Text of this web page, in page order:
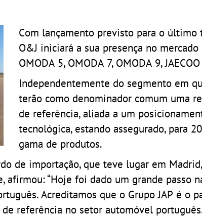
Com lançamento previsto para o último
O&J iniciará a sua presença no
OMODA 5, OMODA 7, OMODA 9,
Independentemente do segmento em
terão como denominador comum uma
de referência, aliada a um
tecnológica, estando assegurado, para
gama de produtos.
de importação, que teve lugar em
“Hoje foi dado um grande passo
Acreditamos que o Grupo JAP é o
referência no setor automóvel